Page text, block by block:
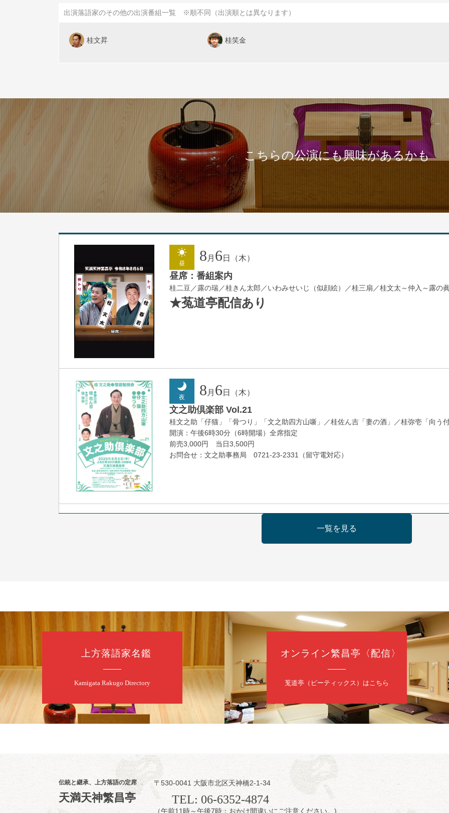
出演落語家のその他の出演番組一覧 ※順不同（出演順とは異なります）
桂文昇 桂笑金
こちらの公演にも興味があるかも
昼 8月 6 日（木）
昼席：番組案内
桂二豆／露の瑞／桂きん太郎／いわみせいじ（似顔絵）／桂三扇／桂文太～仲入～露の
★菟道亭配信あり
夜 8 月 6 日（木）
文之助倶楽部 Vol.21
桂文之助「仔猫」「骨つり」「文之助四方山噺」／桂佐ん吉「妻の酒」／桂弥壱「向う
開演：午後6時30分（6時開場）全席指定
前売3,000円 当日3,500円
お問合せ：文之助事務局 0721-23-2331（留守電対応）
落語と日本舞踊の会 あわよか連 vol 1
昼 7 日（金）
昼席：番組案内
桂二豆／露の瑞／桂きん太郎／いわみせいじ（似顔絵）／笑福亭笑利／桂文太～仲入
★菟道亭 配信あり
夜 8月 7日（金）
一覧を見る
上方落語家名鑑
Kamigata Rakugo Directory
オンライン繁昌亭〈配信〉
莵道亭（ピーティックス）はこちら
伝統と継承、上方落語の定席
天満天神繁昌亭
〒530-0041 大阪市北区天神橋2-1-34
TEL: 06-6352-4874
（午前11時～午後7時：おかけ間違いにご注意ください。)